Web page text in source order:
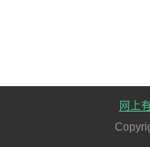
网上